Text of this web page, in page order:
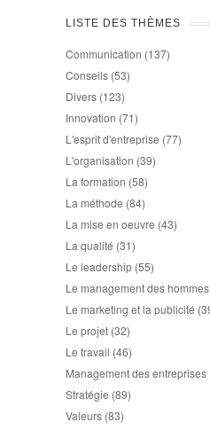
LISTE DES THÈMES
Communication (137)
Conseils (53)
Divers (123)
Innovation (71)
L'esprit d'entreprise (77)
L'organisation (39)
La formation (58)
La méthode (84)
La mise en oeuvre (43)
La qualité (31)
Le leadership (55)
Le management des hommes
Le marketing et la publicité
Le projet (32)
Le travail (46)
Management des entreprises
Stratégie (89)
Valeurs (83)